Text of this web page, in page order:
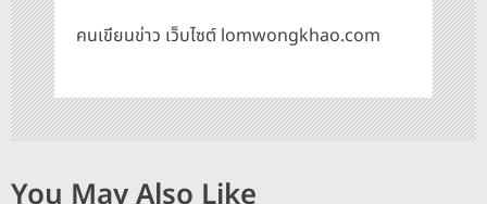
คนเขียนข่าว เว็บไซต์ lomwongkhao.com